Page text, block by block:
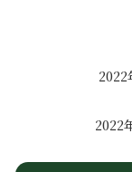
2022
2022